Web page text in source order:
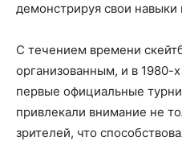
демонстрируя свои навыки
С течением времени
организованным, и в 1980-
первые официальные
привлекали внимание не
зрителей, что